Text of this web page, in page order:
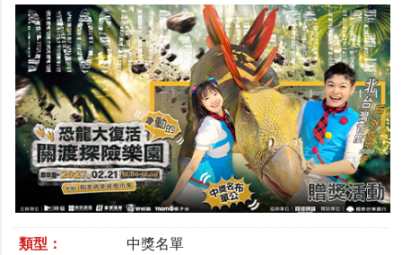
類型： 中獎名單